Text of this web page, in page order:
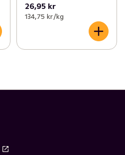
26,95 kr
134,75 kr /kg